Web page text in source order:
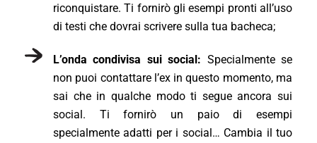
riconquistare. Ti fornirò gli esempi pronti all’uso
di testi che dovrai scrivere sulla tua bacheca;
L’onda condivisa sui social: Specialmente se
non puoi contattare l’ex in questo momento, ma
sai che in qualche modo ti segue ancora sui
social. Ti fornirò un paio di esempi
specialmente adatti per i social… Cambia il tuo